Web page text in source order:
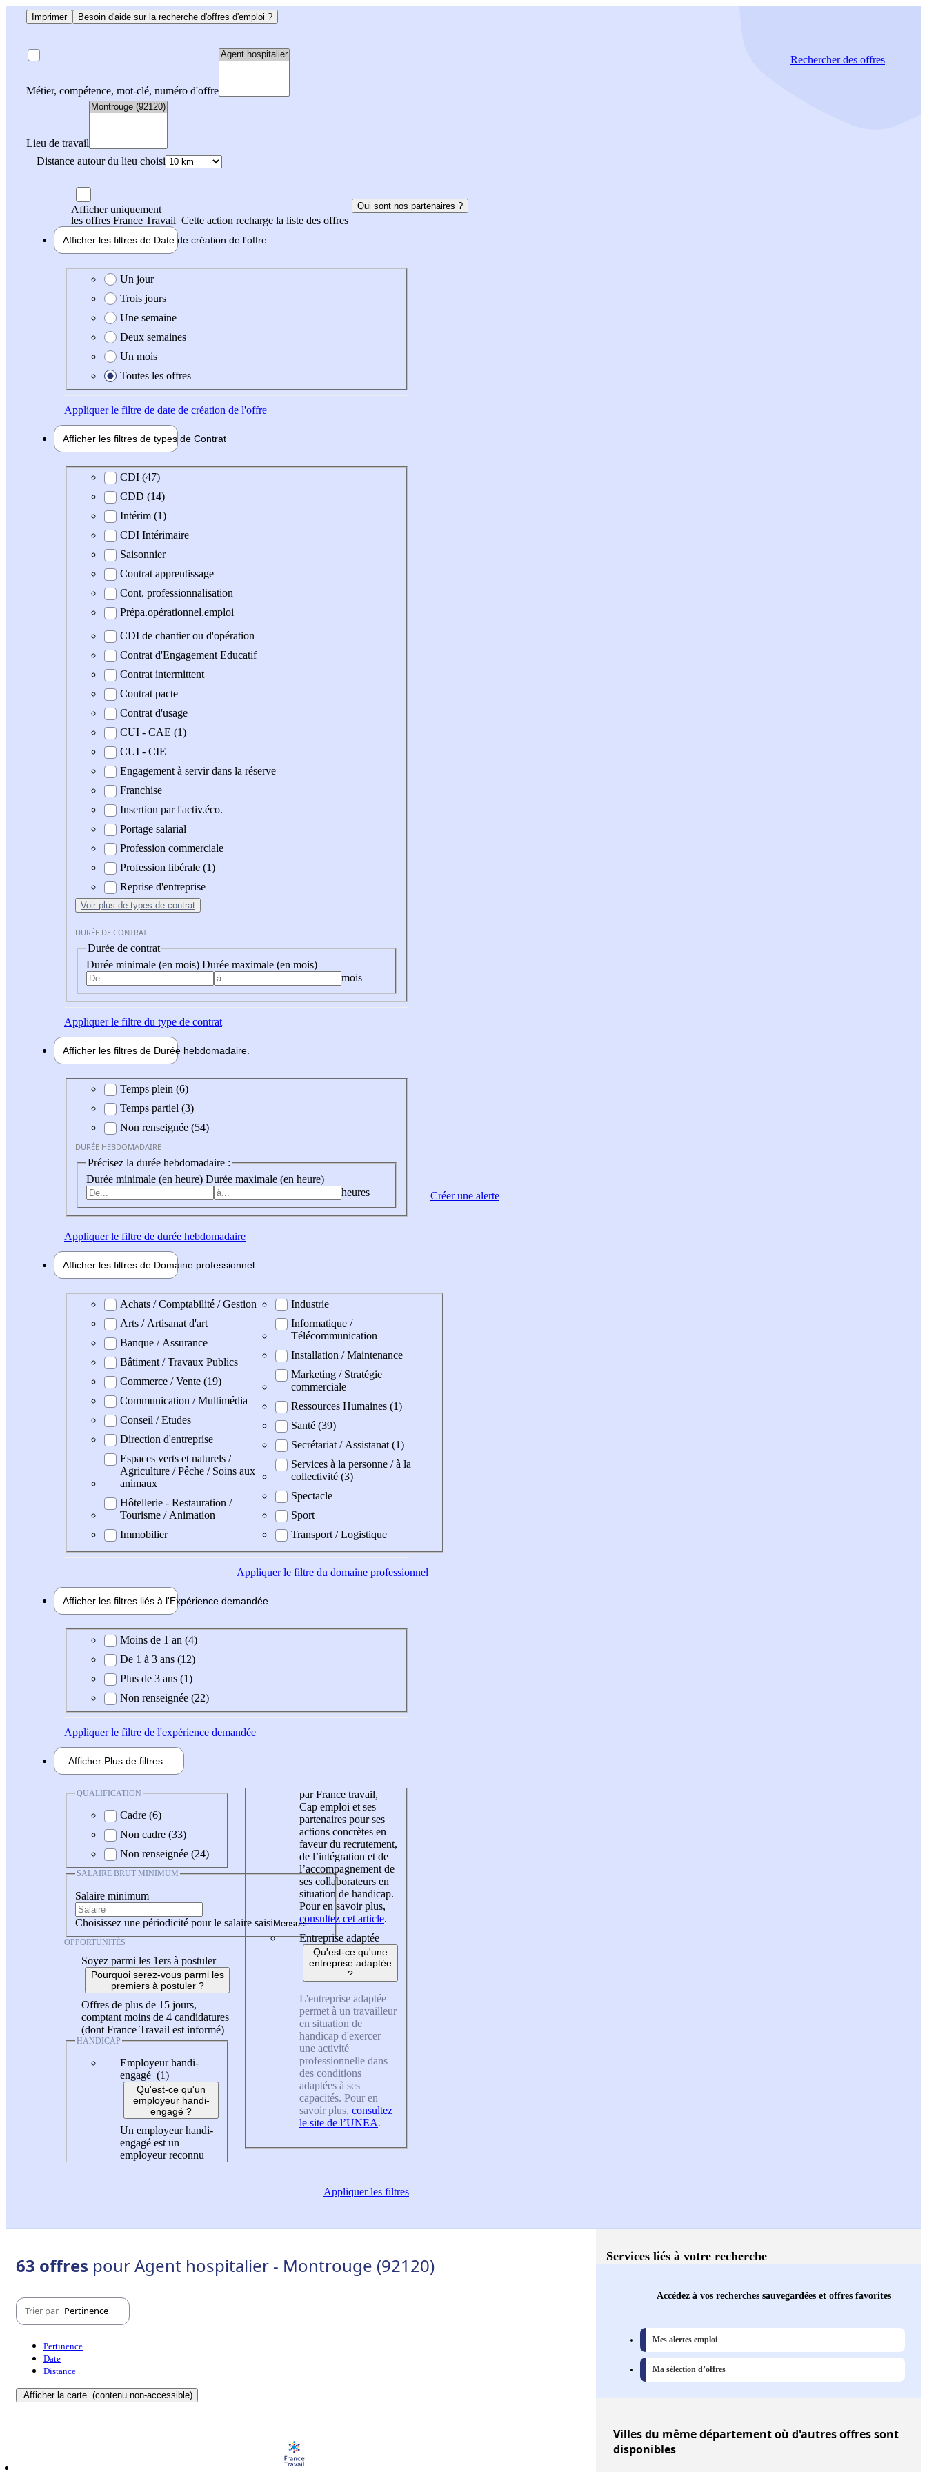
Imprimer Besoin d'aide sur la recherche d'offres d'emploi ?
Métier, compétence, mot-clé, numéro d'offre
Lieu de travail
Distance autour du lieu choisi
Rechercherdes offres
Afficher uniquement
les offres France Travail Cette action recharge la liste des offres
Qui sont nos partenaires ?
Afficher les filtres de Date de création de l'offre
Date de création de l'offre
Un jour
Trois jours
Une semaine
Deux semaines
Un mois
Toutes les offres
Appliquerle filtre de date de création de l'offre
Afficher les filtres de types de Contrat
Type de contratCDI (47)
CDD (14)
Intérim (1)
CDI Intérimaire
Saisonnier
Contrat apprentissage
Cont. professionnalisation
Prépa.opérationnel.emploi
CDI de chantier ou d'opération
Contrat d'Engagement Educatif
Contrat intermittent
Contrat pacte
Contrat d'usage
CUI - CAE (1)
CUI - CIE
Engagement à servir dans la réserve
Franchise
Insertion par l'activ.éco.
Portage salarial
Profession commerciale
Profession libérale (1)
Reprise d'entreprise
Voir plus de types de contrat
DURÉE DE CONTRAT
Durée de contrat
Durée minimale (en mois) Durée maximale (en mois)
mois
Appliquerle filtre du type de contrat
Afficher les filtres de Durée hebdomadaire
Durée hebdomadaire
Temps plein (6)
Temps partiel (3)
Non renseignée (54)
DURÉE HEBDOMADAIRE
Précisez la durée hebdomadaire :
Durée minimale (en heure) Durée maximale (en heure)
heures
Appliquerle filtre de durée hebdomadaire
Afficher les filtres de Domaine professionnel
Domaine professionel
Achats / Comptabilité / Gestion
Arts / Artisanat d'art
Banque / Assurance
Bâtiment / Travaux Publics
Commerce / Vente (19)
Communication / Multimédia
Conseil / Etudes
Direction d'entreprise
Espaces verts et naturels /
Agriculture / Pêche / Soins aux
animaux
Hôtellerie - Restauration /
Tourisme / Animation
Immobilier
Industrie
Informatique /
Télécommunication
Installation / Maintenance
Marketing / Stratégie
commerciale
Ressources Humaines (1)
Santé (39)
Secrétariat / Assistanat (1)
Services à la personne / à la
collectivité (3)
Spectacle
Sport
Transport / Logistique
Appliquerle filtre du domaine professionnel
Afficher les filtres liés à l'Expérience demandée
Expérience demandée
Moins de 1 an (4)
De 1 à 3 ans (12)
Plus de 3 ans (1)
Non renseignée (22)
Appliquerle filtre de l'expérience demandée
Afficher Plus de filtres
QUALIFICATION
Cadre (6)
Non cadre (33)
Non renseignée (24)
SALAIRE BRUT MINIMUM
Salaire minimum
Choisissez une périodicité pour le salaire saisi
OPPORTUNITÉS
Soyez parmi les 1ers à postuler
Pourquoi serez-vous parmi les
premiers à postuler ?
Offres de plus de 15 jours,
comptant moins de 4 candidatures
(dont France Travail est informé)
HANDICAP
Employeur handi-
engagé (1)
Qu'est-ce qu'un
employeur handi-
engagé ?
Un employeur handi-
engagé est un
employeur reconnu
par France travail,
Cap emploi et ses
partenaires pour ses
actions concrètes en
faveur du recrutement,
de l’intégration et de
l’accompagnement de
ses collaborateurs en
situation de handicap.
Pour en savoir plus,
consultez cet article.
Entreprise adaptée
Qu'est-ce qu'une
entreprise adaptée
?
L'entreprise adaptée
permet à un travailleur
en situation de
handicap d'exercer
une activité
professionnelle dans
des conditions
adaptées à ses
capacités. Pour en
savoir plus, consultez
le site de l’UNEA.
Appliquerles filtres
Créer une alerte
63 offres pour Agent hospitalier - Montrouge (92120)
Trier par Pertinence
Pertinence
Date
Distance
Afficher la carte (contenu non-accessible)
Services liés à votre recherche
Accédez à vos recherches sauvegardées et offres favorites
Mes alertes emploi
Ma sélection d’offres
Villesdu même département où d'autres offres sont
disponibles